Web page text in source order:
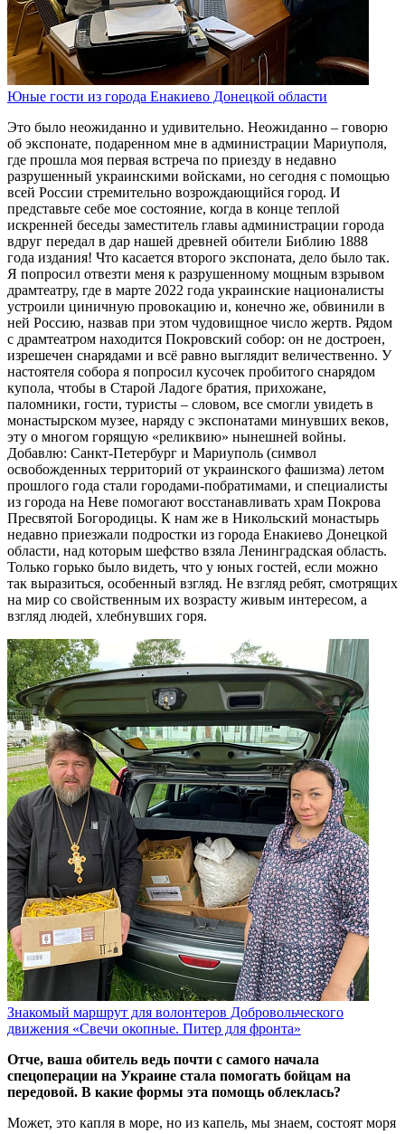
Юные гости из города Енакиево Донецкой области
Это было неожиданно и удивительно. Неожиданно – говорю
об экспонате, подаренном мне в администрации Мариуполя,
где прошла моя первая встреча по приезду в недавно
разрушенный украинскими войсками, но сегодня с помощью
всей России стремительно возрождающийся город. И
представьте себе мое состояние, когда в конце теплой
искренней беседы заместитель главы администрации города
вдруг передал в дар нашей древней обители Библию 1888
года издания! Что касается второго экспоната, дело было так.
Я попросил отвезти меня к разрушенному мощным взрывом
драмтеатру, где в марте 2022 года украинские националисты
устроили циничную провокацию и, конечно же, обвинили в
ней Россию, назвав при этом чудовищное число жертв. Рядом
с драмтеатром находится Покровский собор: он не достроен,
изрешечен снарядами и всё равно выглядит величественно. У
настоятеля собора я попросил кусочек пробитого снарядом
купола, чтобы в Старой Ладоге братия, прихожане,
паломники, гости, туристы – словом, все смогли увидеть в
монастырском музее, наряду с экспонатами минувших веков,
эту о многом горящую «реликвию» нынешней войны.
Добавлю: Санкт-Петербург и Мариуполь (символ
освобожденных территорий от украинского фашизма) летом
прошлого года стали городами-побратимами, и специалисты
из города на Неве помогают восстанавливать храм Покрова
Пресвятой Богородицы. К нам же в Никольский монастырь
недавно приезжали подростки из города Енакиево Донецкой
области, над которым шефство взяла Ленинградская область.
Только горько было видеть, что у юных гостей, если можно
так выразиться, особенный взгляд. Не взгляд ребят, смотрящих
на мир со свойственным их возрасту живым интересом, а
взгляд людей, хлебнувших горя.
Знакомый маршрут для волонтеров Добровольческого
движения «Свечи окопные. Питер для фронта»
Отче, ваша обитель ведь почти с самого начала
спецоперации на Украине стала помогать бойцам на
передовой. В какие формы эта помощь облеклась?
Может, это капля в море, но из капель, мы знаем, состоят моря